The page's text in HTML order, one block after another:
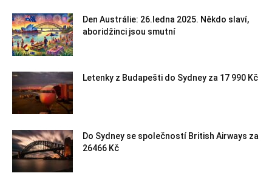
Den Austrálie: 26.ledna 2025. Někdo slaví,
aboridžinci jsou smutní
Letenky z Budapešti do Sydney za 17 990 Kč
Do Sydney se společností British Airways za
26466 Kč